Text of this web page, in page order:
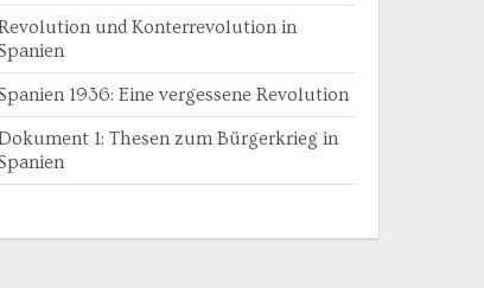
und Konterrevolution in
1936: Eine vergessene Revolution
1: Thesen zum Bürgerkrieg in